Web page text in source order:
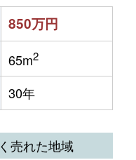
850万円
65m2
30年
売れた地域